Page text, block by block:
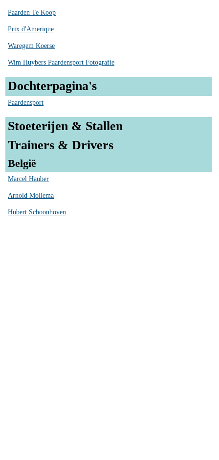
Paarden Te Koop
Prix d'Amerique
Waregem Koerse
Wim Huybers Paardensport Fotografie
Dochterpagina's
Paardensport
Stoeterijen & Stallen
Trainers & Drivers
België
Marcel Hauber
Arnold Mollema
Hubert Schoonhoven